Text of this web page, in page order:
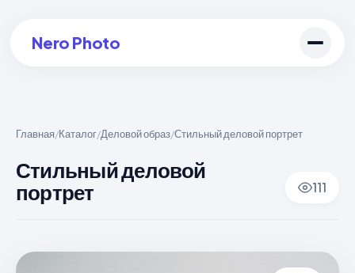
Nero Photo
Создать арт
Главная/Каталог/Деловой образ/Стильный деловой портрет
Стильный деловой
портрет
111